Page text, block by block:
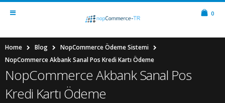
0
Home Blog
NopCommerce Ödeme Sistemi
NopCommerce Akbank Sanal Pos Kredi Kartı Ödeme
NopCommerce Akbank Sanal Pos
Kredi Kartı Ödeme